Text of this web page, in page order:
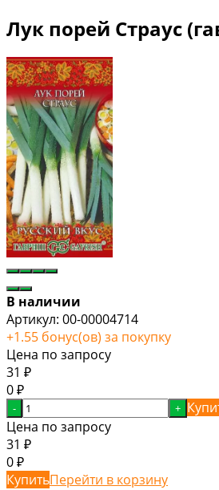
Лук порей Страус
В наличии
Артикул: 00-00004714
+1.55 бонус(ов) за покупку
Цена по запросу
31 ₽
0 ₽
- +
Цена по запросу
31 ₽
0 ₽
КупитьПерейти в корзину